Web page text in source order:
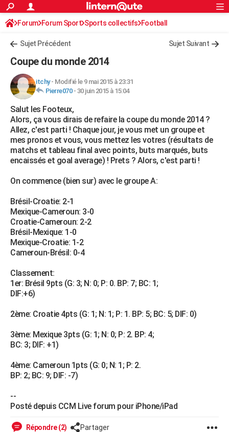
ACTUALITÉS
Politique
Société
Faits Divers
Education
Monde
Villes
+
FINANCE
Retraite
Impôts
Epargne
Immobilier
Risques naturels par ville
Banque
Assurance
Crédit
AUTO
Essais
Réserver un essai
Citadines
Berlines
SUV
Forum auto
+HIGH-TECH
Mobiles
Meilleur smartphone
Internet
Ordinateurs
Jeux vidéo
Guide high-tech
+BRICOLAGE
Forum
Aménagement intérieur
Extérieur
Cuisine
Salle de bains
Jardinage
Rangement
WEEK-END
Guides de France
Escapades
Patrimoine
Expositions
Musées
Week-end nature
+LIFESTYLE
Art de vivre
Bien-être
Loisirs
Mode
Modes de vie
SANTE
Alimentation
Guide de la santé
Maladies
Médicaments
Sommeil
VOYAGE
Destinations
City break
Voyage nature
Voyage de noces
Forum
Climat
+PHOTO
BONS PLANS
Dictionnaire
Biographies
Citations
Expressions
Proverbes
PROGRAMME TV
COPAINS D'AVANT
FORUM
Bricolage
Lifestyle
Culture
Sport
Auto
Television
Voyage
Cinema
S'inscrire
Connexion
Forum Forum Sport Sports collectifs Football
Sujet Précédent Sujet Suivant
Coupe du monde 2014
itchy- Modifié le 9 mai 2015 à 23:31
Pierre070- 30 juin 2015 à 15:04
Salut les Footeux,
Alors, ça vous dirais de refaire la coupe du monde 2014 ?
Allez, c'est parti ! Chaque jour, je vous met un groupe et
mes pronos et vous, vous mettez les votres (résultats de
matchs et tableau final avec points, buts marqués, buts
encaissés et goal average) ! Prets ? Alors, c'est parti !
On commence (bien sur) avec le groupe A:
Brésil-Croatie: 2-1
Mexique-Cameroun: 3-0
Croatie-Cameroun: 2-2
Brésil-Mexique: 1-0
Mexique-Croatie: 1-2
Cameroun-Brésil: 0-4
Classement:
1er: Brésil 9pts (G: 3; N: 0; P: 0. BP: 7; BC: 1;
DIF:+6)
2ème: Croatie 4pts (G: 1; N: 1; P: 1. BP: 5; BC: 5; DIF: 0)
3ème: Mexique 3pts (G: 1; N: 0; P: 2. BP: 4;
BC: 3; DIF: +1)
4ème: Cameroun 1pts (G: 0; N: 1; P: 2.
BP: 2; BC: 9; DIF: -7)
--
Posté depuis CCM Live forum pour iPhone/iPad
Répondre (2) Partager